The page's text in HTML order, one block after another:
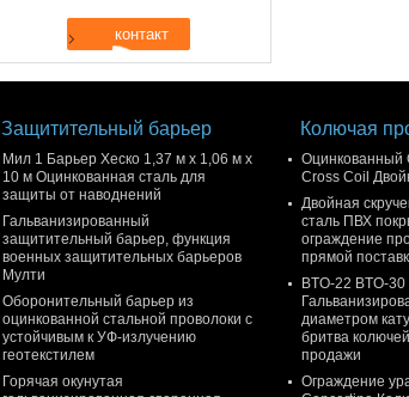
Защитительный барьер
Мил 1 Барьер Хеско 1,37 м x 1,06 м x
10 м Оцинкованная сталь для
защиты от наводнений
Гальванизированный
защитительный барьер, функция
военных защитительных барьеров
Мулти
Оборонительный барьер из
оцинкованной стальной проволоки с
устойчивым к УФ-излучению
геотекстилем
Горячая окунутая
Колючая
Оцинкованный
Cross Coil
Двойная
сталь ПВХ
ограждение
прямой
BTO-22 BTO-
диаметром
бритва
продажи
Ограждение